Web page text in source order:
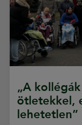
„A
ötletekkel,
lehetetlen”